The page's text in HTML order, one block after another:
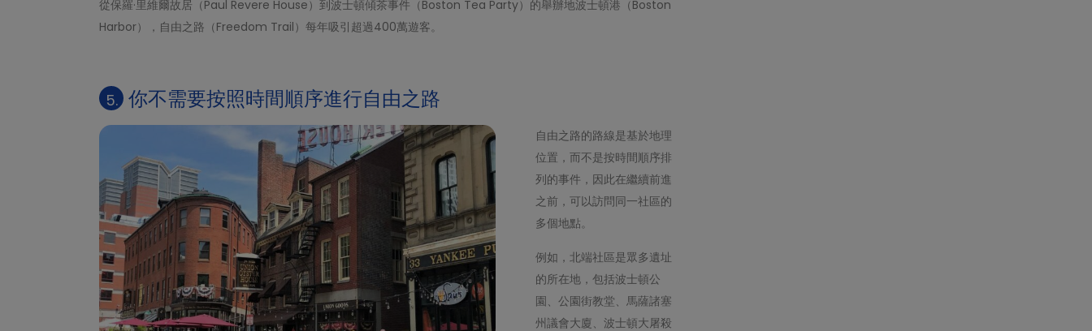
從保羅·里維爾故居（Paul Revere House）到波士頓傾茶事件（Boston Tea Party）的舉辦地波士頓港（Boston
Harbor），自由之路（Freedom Trail）每年吸引超過400萬遊客。
5. 你不需要按照時間順序進行自由之路
自由之路的路線是基於地理
位置，而不是按時間順序排
列的事件，因此在繼續前進
之前，可以訪問同一社區的
多個地點。
例如，北端社區是眾多遺址
的所在地，包括波士頓公
園、公園街教堂、馬薩諸塞
州議會大廈、波士頓大屠殺